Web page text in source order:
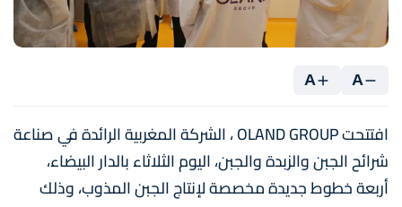
A
A
افتتحت OLAND GROUP ، الشركة المغربية الرائدة في صناعة
شرائح الجبن والزبدة والجبن، اليوم الثلاثاء بالدار البيضاء،
أربعة خطوط جديدة مخصصة لإنتاج الجبن المذوب، وذلك